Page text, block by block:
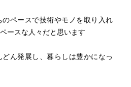
ペースで技術やモノを取り入れ
ースな人々だと思います
ん発展し、暮らしは豊かになっ